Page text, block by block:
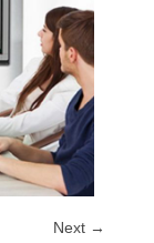
Next →